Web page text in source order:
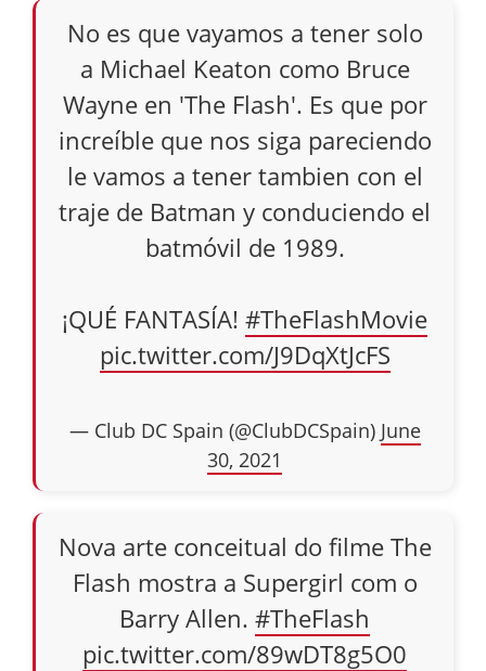
No es que vayamos a tener solo
a Michael Keaton como Bruce
Wayne en 'The Flash'. Es que por
increíble que nos siga pareciendo
le vamos a tener tambien con el
traje de Batman y conduciendo el
batmóvil de 1989.
¡QUÉ FANTASÍA! #TheFlashMovie
pic.twitter.com/J9DqXtJcFS
— Club DC Spain (@ClubDCSpain) June
30, 2021
Nova arte conceitual do filme The
Flash mostra a Supergirl com o
Barry Allen. #TheFlash
pic.twitter.com/89wDT8g5O0